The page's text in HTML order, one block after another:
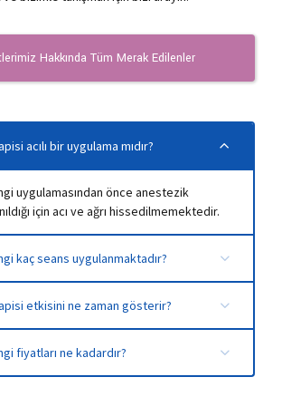
Hakkında Tüm Merak Edilenler
acılı bir uygulama mıdır?
uygulamasından önce anestezik
için acı ve ağrı hissedilmemektedir.
kaç seans uygulanmaktadır?
Genellikle 4 seans
etkisini ne zaman gösterir?
etkiyi görmek için seansların
gerekir.
fiyatları ne kadardır?